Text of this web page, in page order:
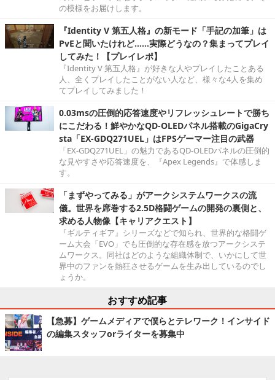
の模様をお届けします。
『Identity V 第五人格』の新モード「手記の加筆」は
PvEと聞いたけれど……実際どうなの？集まってプレイ
してみた！【プレイレポ】
『Identity V 第五人格』が好きな人やプレイしたことある
人、全くプレイしたことがない人など、様々な4人を集め
てプレイしてみました！
0.03msの圧倒的応答速度やリフレッシュレートで勝ち
にこだわる！鮮やかなQD-OLEDパネル搭載のGigaCry
sta「EX-GDQ271UEL」はFPSゲーマー注目の武器
「EX-GDQ271UEL」の魅力であるQD-OLEDパネルの圧倒的
な見やすさや応答速度を、『Apex Legends』で体感しま
す。
「まずやってみる」がアークシステムワークスの流
儀。世界を席巻する2.5D格闘ゲームの開発の裏側と、
求める人物像【キャリアクエスト】
『ギルティギア』シリーズなどで知られ、世界的な格闘ゲ
ーム大会「EVO」でも圧倒的な存在感を放つアークシステ
ムワークス。同社はどのような組織体制で、いかにして世
界中のファンを熱狂させるゲームを生み出しているのでし
ょうか。
おすすめ記事
【急募】ゲームメディアで僕らとテレワーク！インサイド
の編集スタッフorライターを募集中